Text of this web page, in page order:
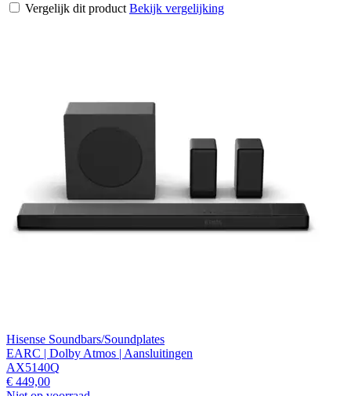
Vergelijk dit product Bekijk vergelijking
Hisense Soundbars/Soundplates
EARC | Dolby Atmos | Aansluitingen
AX5140Q
€ 449,00